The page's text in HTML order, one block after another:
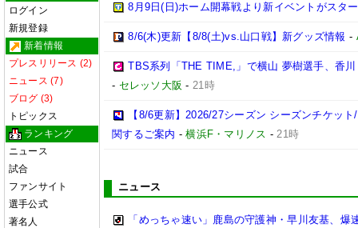
ログイン
新規登録
新着情報
プレスリリース (2)
ニュース (7)
ブログ (3)
トピックス
ランキング
ニュース
試合
ファンサイト
選手公式
著名人
8月9日(日)ホーム開幕戦より新イベントがスタ
8/6(木)更新【8/8(土)vs.山口戦】新グッズ情報 -
TBS系列「THE TIME,」で横山 夢樹選手、香
- セレッソ大阪 - 21時
【8/6更新】2026/27シーズン シーズンチケッ
関するご案内 -横浜F・マリノス -21時
ニュース
「めっちゃ速い」鹿島の守護神・早川友基、